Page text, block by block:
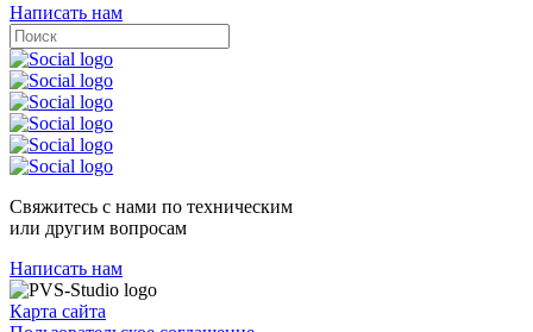
Написать нам
Свяжитесь с нами по техническим
или другим вопросам
Написать нам
Карта сайта